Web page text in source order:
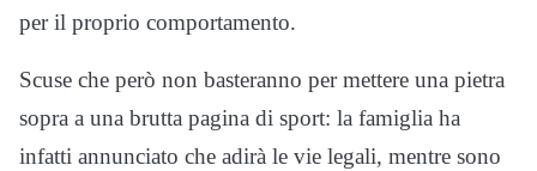
per il proprio comportamento.
Scuse che però non basteranno per mettere una pietra
sopra a una brutta pagina di sport: la famiglia ha
infatti annunciato che adirà le vie legali, mentre sono